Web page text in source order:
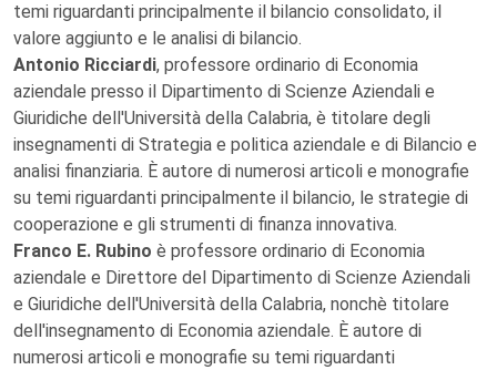
temi riguardanti principalmente il bilancio consolidato, il
valore aggiunto e le analisi di bilancio.
Antonio Ricciardi, professore ordinario di Economia
aziendale presso il Dipartimento di Scienze Aziendali e
Giuridiche dell'Università della Calabria, è titolare degli
insegnamenti di Strategia e politica aziendale e di Bilancio e
analisi finanziaria. È autore di numerosi articoli e monografie
su temi riguardanti principalmente il bilancio, le strategie di
cooperazione e gli strumenti di finanza innovativa.
Franco E. Rubino è professore ordinario di Economia
aziendale e Direttore del Dipartimento di Scienze Aziendali
e Giuridiche dell'Università della Calabria, nonchè titolare
dell'insegnamento di Economia aziendale. È autore di
numerosi articoli e monografie su temi riguardanti